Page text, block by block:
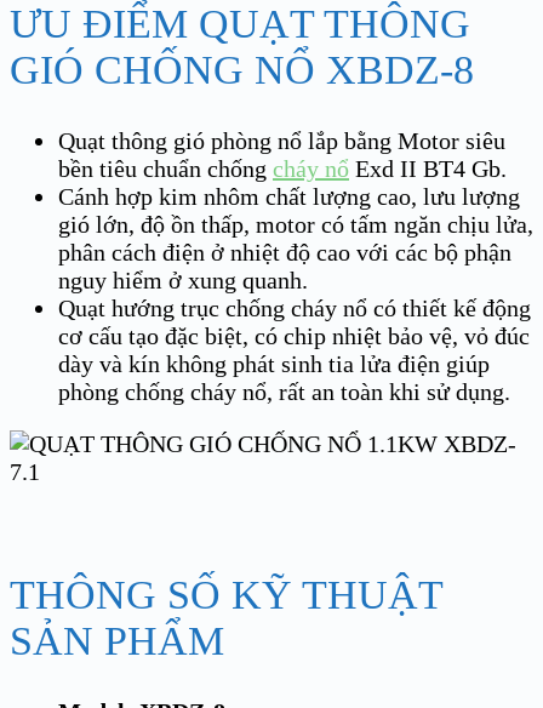
ƯU ĐIỂM QUẠT THÔNG
GIÓ CHỐNG NỔ XBDZ-8
Quạt thông gió phòng nổ lắp bằng Motor siêu
bền tiêu chuẩn chống cháy nổ Exd II BT4 Gb.
Cánh hợp kim nhôm chất lượng cao, lưu lượng
gió lớn, độ ồn thấp, motor có tấm ngăn chịu lửa,
phân cách điện ở nhiệt độ cao với các bộ phận
nguy hiểm ở xung quanh.
Quạt hướng trục chống cháy nổ có thiết kế động
cơ cấu tạo đặc biệt, có chip nhiệt bảo vệ, vỏ đúc
dày và kín không phát sinh tia lửa điện giúp
phòng chống cháy nổ, rất an toàn khi sử dụng.
THÔNG SỐ KỸ THUẬT
SẢN PHẨM